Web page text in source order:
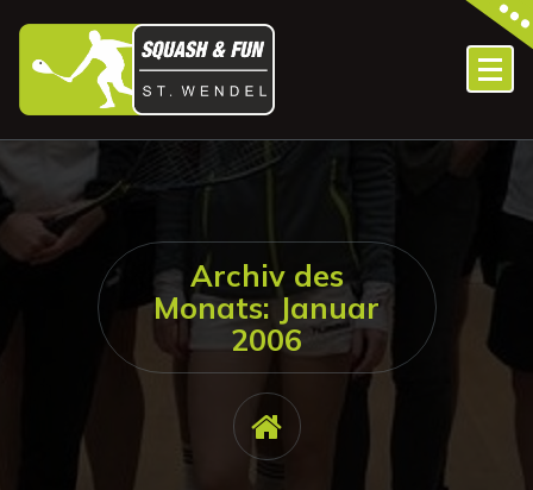
springen
Archiv des
Monats: Januar
2006